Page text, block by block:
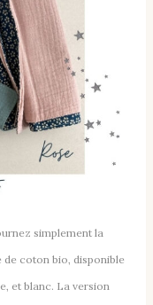
simplement la
coton bio, disponible
et blanc. La version